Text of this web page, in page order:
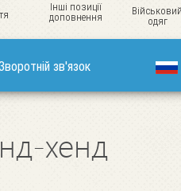
Інші позиції
доповнення
Військовий
одяг
зв'язок
хенд